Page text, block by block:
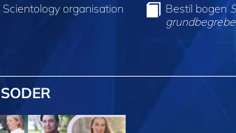
organisation Bestil bogen